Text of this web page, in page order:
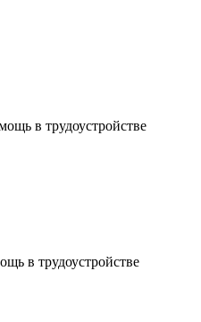
в трудоустройстве
в трудоустройстве